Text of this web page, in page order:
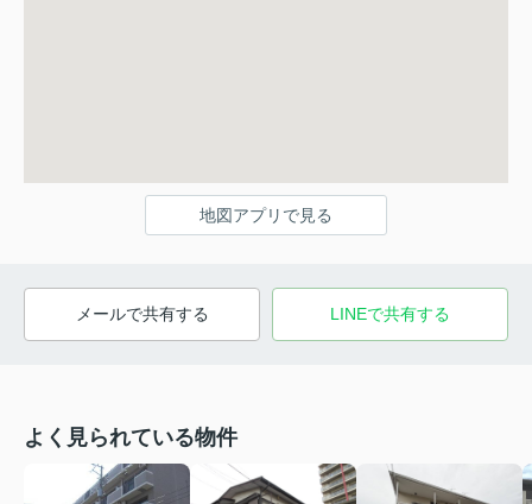
地図アプリで見る
メールで共有する LINEで共有する
よく見られている物件